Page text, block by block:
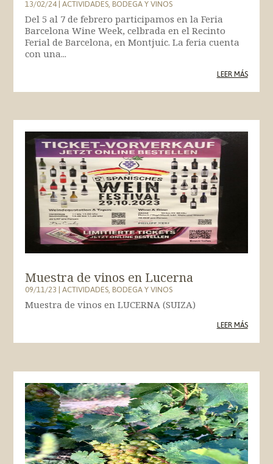
13/02/24|ACTIVIDADES,BODEGA Y VINOS
Del 5 al 7 de febrero participamos en la Feria
Barcelona Wine Week, celbrada en el Recinto
Ferial de Barcelona, en Montjuic. La feria cuenta
con una...
LEER MÁS
Muestra de vinos en Lucerna
09/11/23|ACTIVIDADES,BODEGA Y VINOS
Muestra de vinos en LUCERNA (SUIZA)
LEER MÁS